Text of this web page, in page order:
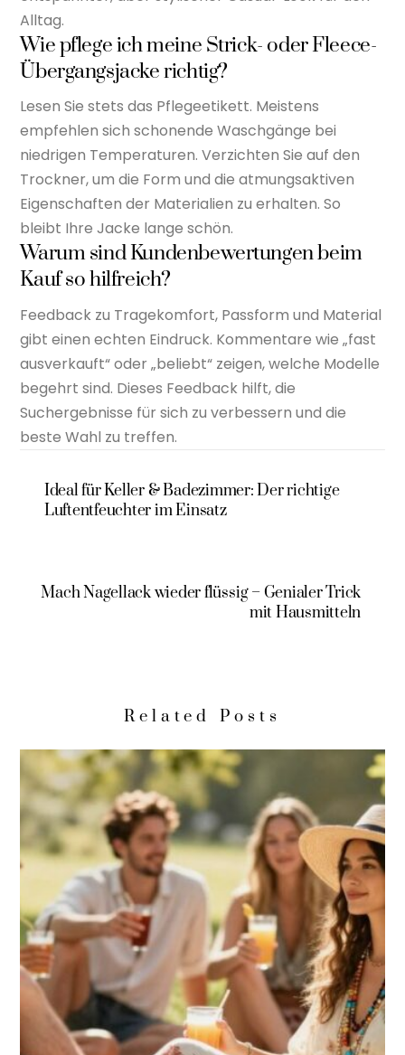
Alltag.
Wie pflege ich meine Strick- oder Fleece-
Übergangsjacke richtig?
Lesen Sie stets das Pflegeetikett. Meistens
empfehlen sich schonende Waschgänge bei
niedrigen Temperaturen. Verzichten Sie auf den
Trockner, um die Form und die atmungsaktiven
Eigenschaften der Materialien zu erhalten. So
bleibt Ihre Jacke lange schön.
Warum sind Kundenbewertungen beim
Kauf so hilfreich?
Feedback zu Tragekomfort, Passform und Material
gibt einen echten Eindruck. Kommentare wie „fast
ausverkauft“ oder „beliebt“ zeigen, welche Modelle
begehrt sind. Dieses Feedback hilft, die
Suchergebnisse für sich zu verbessern und die
beste Wahl zu treffen.
Ideal für Keller & Badezimmer: Der richtige
Luftentfeuchter im Einsatz
Mach Nagellack wieder flüssig – Genialer Trick
mit Hausmitteln
Related Posts